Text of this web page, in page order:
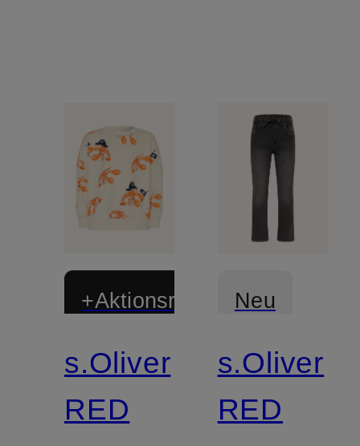
+Aktionsrabatt
s.Oliver
RED
Neu
s.Oliver
RED